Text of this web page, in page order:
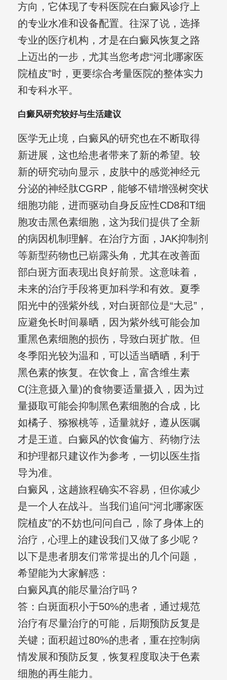
方向，它体现了专科医院在白癜风诊疗上
的专业水准和设备配置。往深了说，选择
专业的医疗机构，才是在白癜风恢复之路
上迈出的一步，尤其当您考虑“河北哪家医
院植皮”时，更要综合考量医院的整体实力
和专科水平。
白癜风研究较好与生活建议
医学无止境，白癜风的研究也在不断取得
新进展，这也给患者带来了新的希望。较
新的研究动向显示，皮肤中的感觉神经元
分泌的神经肽CGRP，能够不错增强树突状
细胞功能，进而驱动自身反应性CD8和T细
胞攻击黑色素细胞，这为我们提供了全新
的病因机制理解。在治疗方面，JAK抑制剂
等新型药物也已崭露头角，尤其在改善面
部白斑方面表现出良好前景。这意味着，
未来的治疗手段将更加科学和有效。夏季
阳光中的强紫外线，对白斑部位是“大忌”，
应避免长时间暴晒，因为紫外线可能会加
重黑色素细胞的损伤，导致白斑扩散。但
冬季阳光较为温和，可以适当晒晒，利于
黑色素的恢复。在饮食上，富含维生素
C(注意摄入量)的食物要适量摄入，因为过
量摄取可能会抑制黑色素细胞的合成，比
如橘子、猕猴桃等，适量就好，遵从医嘱
才是王道。白癜风的饮食偏方、药物疗法
和护理都只建议作为参考，一切以医生指
导为准。
白癜风，这趟旅程确实不容易，但你减少
是一个人在战斗。当我们追问“河北哪家医
院植皮”的不妨也问问自己，除了身体上的
治疗，心理上的建设我们又做了多少呢？
以下是患者朋友们常常提出的几个问题，
希望能为大家解惑：
白癜风真的能尽量治疗吗？
答：白斑面积小于50%的患者，通过规范
治疗有尽量治疗的可能，后期预防反复是
关键；面积超过80%的患者，重在控制病
情发展和预防反复，恢复程度取决于色素
细胞的再生能力。